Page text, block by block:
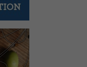
Thessaloniki är otaliga